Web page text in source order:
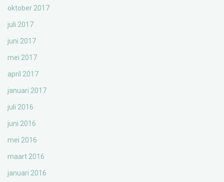
oktober 2017
juli 2017
juni 2017
mei 2017
april 2017
januari 2017
juli 2016
juni 2016
mei 2016
maart 2016
januari 2016